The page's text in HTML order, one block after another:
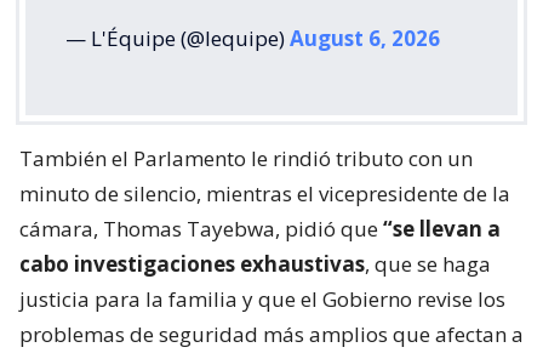
— L'Équipe (@lequipe)August 6, 2026
También el Parlamento le rindió tributo con un
minuto de silencio, mientras el vicepresidente de la
cámara, Thomas Tayebwa, pidió que“se llevan a
cabo investigaciones exhaustivas, que se haga
justicia para la familia y que el Gobierno revise los
problemas de seguridad más amplios que afectan a